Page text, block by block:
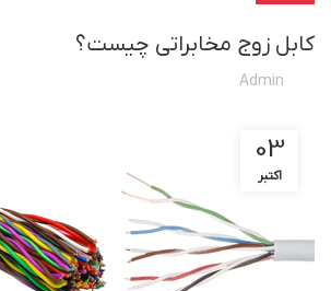
کابل زوج مخابراتی چیست؟
Admin
03
اکتبر